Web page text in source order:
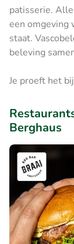
patisserie.
een omgeving
staat.
beleving
Je proeft het
Berghaus